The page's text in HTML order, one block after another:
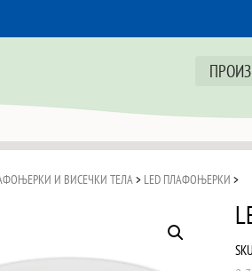
И ВИСЕЧКИ ТЕЛА > LED ПЛАФОЊЕРКИ >